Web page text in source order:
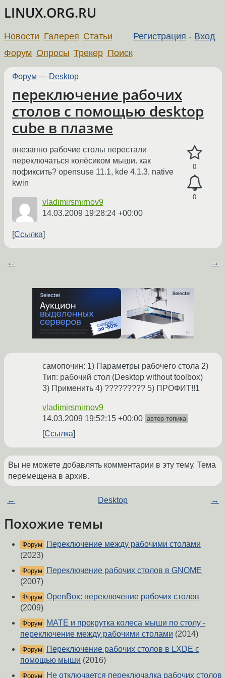
LINUX.ORG.RU
Регистрация - Вход
Новости Галерея Статьи
Форум Опросы Трекер Поиск
Форум — Desktop
переключение рабочих
столов с помощью desktop
cube в плазме
0
0
внезапно рабочие столы перестали
переключаться колёсиком мыши. как
пофиксить? opensuse 11.1, kde 4.1.3, native
kwin
vladimirsmirnov9
14.03.2009 19:28:24 +00:00
Ссылка
← →
самопочин: 1) Параметры рабочего стола 2)
Тип: рабочий стол (Desktop without toolbox)
3) Применить 4) ????????? 5) ПРОФИТ!!1
vladimirsmirnov9
14.03.2009 19:52:15 +00:00 автор топика
Ссылка
Вы не можете добавлять комментарии в эту тему. Тема
перемещена в архив.
← Desktop →
Похожие темы
Форум
Переключение между рабочими столами
(2023)
Форум
Переключение рабочих столов в GNOME
(2007)
Форум OpenBox: переключение рабочих столов
(2009)
Форум
MATE и прокрутка колеса мыши по столу -
переключение между рабочими столами (2014)
Форум
Переключение рабочих столов в LXDE с
помощью мыши (2016)
Форум Не отключается переключалка рабочих столов